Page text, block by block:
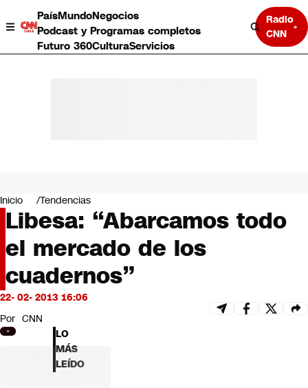
PaísMundoNegocios
Podcast y Programas completos
Futuro 360CulturaServicios
Radio
CNN
Negocios
Deportes
Programas completos
Cultura
Servicios
Bits
CNN tiempo
Futuro 360
Opinión
Inicio Tendencias
Libesa: “Abarcamos todo
el mercado de los
cuadernos”
22- 02- 2013 16:06
Por CNN
LO
MÁS
LEÍDO